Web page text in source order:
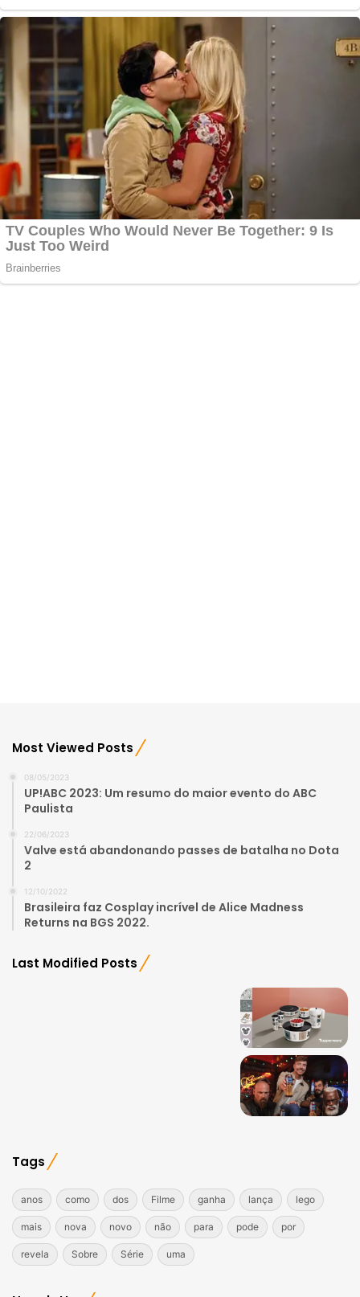
Most Viewed Posts
08/05/2023
UP!ABC 2023: Um resumo do maior evento do ABC
Paulista
22/06/2023
Valve está abandonando passes de batalha no Dota
2
12/10/2022
Brasileira faz Cosplay incrível de Alice Madness
Returns na BGS 2022.
Last Modified Posts
Tags
anos como dos Filme ganha lança lego
mais nova novo não para pode por
revela Sobre Série uma